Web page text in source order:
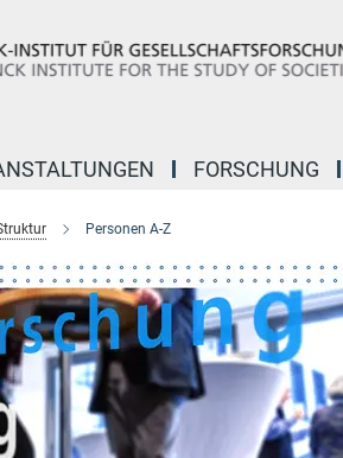
FORSCHUNG
Personen A-Z